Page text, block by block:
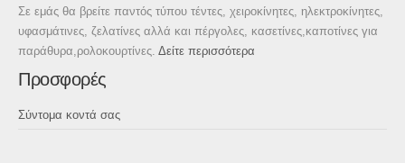
Σε εμάς θα βρείτε παντός τύπου τέντες, χειροκίνητες, ηλεκτροκίνητες,
υφασμάτινες, ζελατίνες αλλά και πέργολες, κασετίνες,καποτίνες για
παράθυρα,ρολοκουρτίνες. Δείτε περισσότερα
Προσφορές
Σύντομα κοντά σας